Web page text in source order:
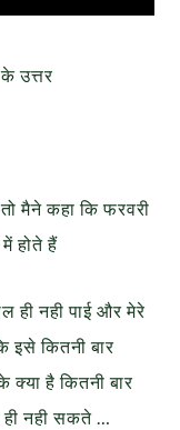
उत्तर
मैने कहा कि फरवरी
होते हैं
ही नही पाई और मेरे
इसे कितनी बार
है कितनी बार
ही नही सकते …